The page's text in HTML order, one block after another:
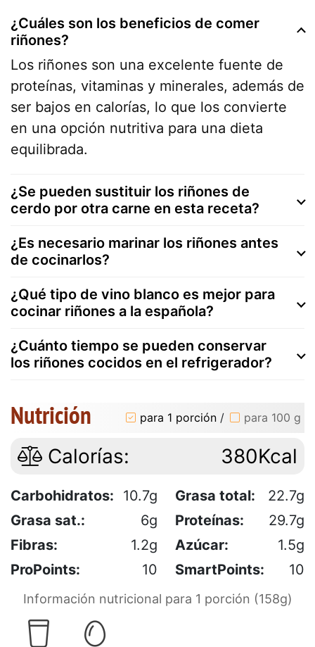
¿Cuáles son los beneficios de comer
riñones?
Los riñones son una excelente fuente de
proteínas, vitaminas y minerales, además de
ser bajos en calorías, lo que los convierte
en una opción nutritiva para una dieta
equilibrada.
¿Se pueden sustituir los riñones de
cerdo por otra carne en esta receta?
¿Es necesario marinar los riñones antes
de cocinarlos?
¿Qué tipo de vino blanco es mejor para
cocinar riñones a la española?
¿Cuánto tiempo se pueden conservar
los riñones cocidos en el refrigerador?
Nutrición para 1 porción / para 100 g
Calorías: 380Kcal
Carbohidratos: 10.7g Grasa total:
22.7g
Grasa sat.:
6g Proteínas:
29.7g
Fibras:
1.2g Azúcar:
1.5g
ProPoints:
10 SmartPoints: 10
Información nutricional para 1 porción (158g)